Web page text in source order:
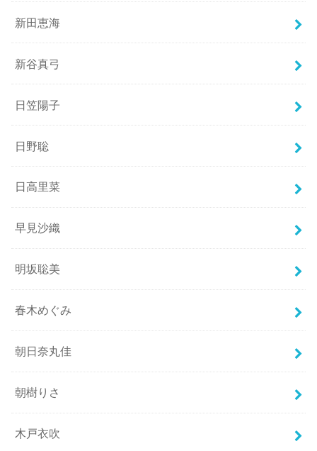
新田恵海
新谷真弓
日笠陽子
日野聡
日高里菜
早見沙織
明坂聡美
春木めぐみ
朝日奈丸佳
朝樹りさ
木戸衣吹